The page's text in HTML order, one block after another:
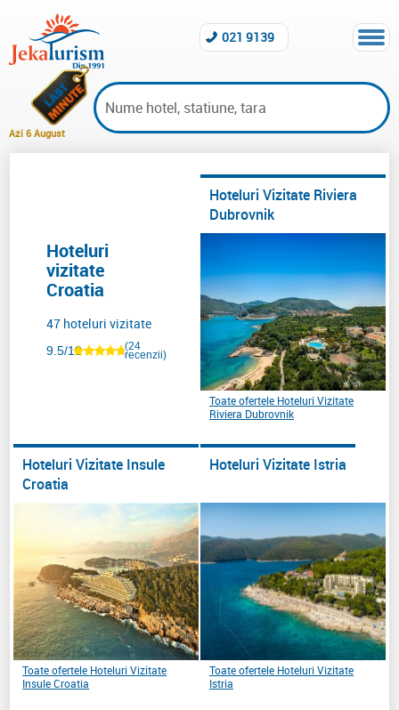
Azi 6 August
021 9139
Hoteluri
vizitate
Croatia
47 hoteluri vizitate
9.5/10 (24
recenzii)
Hoteluri Vizitate Riviera
Dubrovnik
Toate ofertele Hoteluri Vizitate
Riviera Dubrovnik
Hoteluri Vizitate Insule
Croatia
Toate ofertele Hoteluri Vizitate
Insule Croatia
Hoteluri Vizitate Istria
Toate ofertele Hoteluri Vizitate
Istria